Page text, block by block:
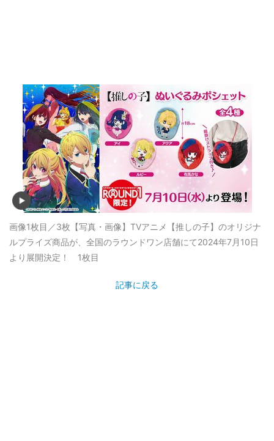
画像1枚目／3枚 【写真・画像】TVアニメ【推しの子】のオリジナ
ルプライズ商品が、全国のラウンドワン店舗にて2024年7月10日
より展開決定！ 1枚目
記事に戻る